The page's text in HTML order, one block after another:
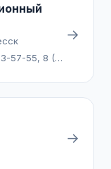
📞 +7 (40158) 3-54-18, +7 (40158) 3-57-55, 8 (800) 100-39-04, 8 (800) 200-39-04
→
→